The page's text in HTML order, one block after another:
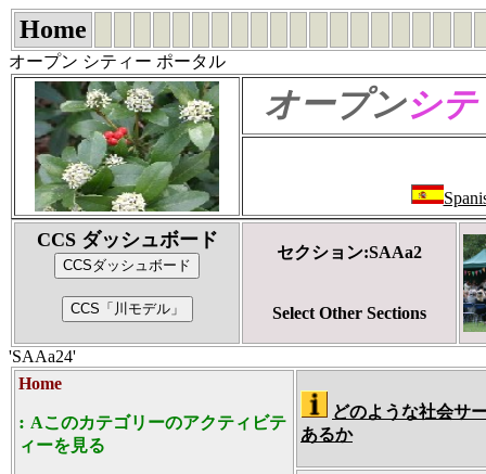
Home
オープン シティー ポータル
オープンシテ
CCS ダッシュボード
セクション:SAAa2
Select Other Sections
'SAAa24'
Home
: Aこのカテゴリーのアクティビテ
ィーを見る
どのような社会サ
あるか